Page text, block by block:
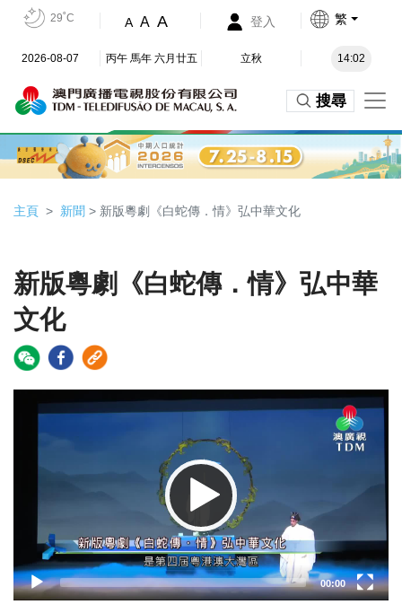
29˚C A A A 登入 繁
2026-08-07 丙午 馬年 六月廿五 立秋 14:02
搜尋
主頁 新聞 > 新版粵劇《白蛇傳．情》弘中華文化
新版粵劇《白蛇傳．情》弘中華
文化
00:00